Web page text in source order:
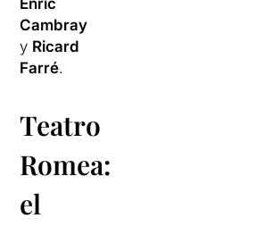
Enric
Cambray
y Ricard
Farré.
Teatro
Romea:
el